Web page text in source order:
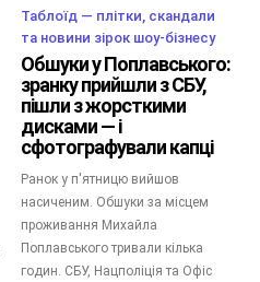
Таблоїд — плітки, скандали
та новини зірок шоу-бізнесу
Обшуки у Поплавського:
зранку прийшли з СБУ,
пішли з жорсткими
дисками — і
сфотографували капці
Ранок у п'ятницю вийшов
насиченим. Обшуки за місцем
проживання Михайла
Поплавського тривали кілька
годин. СБУ, Нацполіція та Офіс